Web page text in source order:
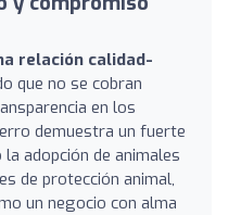
relación calidad-
que no se cobran
en los
demuestra un fuerte
adopción de animales
de protección animal,
un negocio con alma